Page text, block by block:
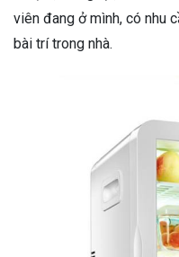
viên đang ở mình, có nhu
bài trí trong nhà.